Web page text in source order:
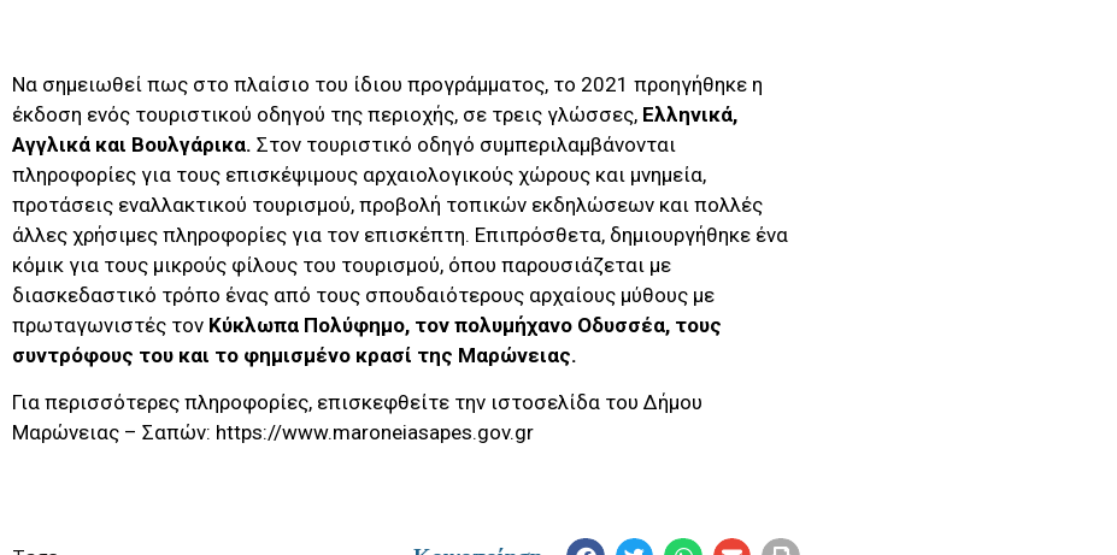
Να σημειωθεί πως στο πλαίσιο του ίδιου προγράμματος, το 2021 προηγήθηκε η
έκδοση ενός τουριστικού οδηγού της περιοχής, σε τρεις γλώσσες, Ελληνικά,
Αγγλικά και Βουλγάρικα. Στον τουριστικό οδηγό συμπεριλαμβάνονται
πληροφορίες για τους επισκέψιμους αρχαιολογικούς χώρους και μνημεία,
προτάσεις εναλλακτικού τουρισμού, προβολή τοπικών εκδηλώσεων και πολλές
άλλες χρήσιμες πληροφορίες για τον επισκέπτη. Επιπρόσθετα, δημιουργήθηκε ένα
κόμικ για τους μικρούς φίλους του τουρισμού, όπου παρουσιάζεται με
διασκεδαστικό τρόπο ένας από τους σπουδαιότερους αρχαίους μύθους με
πρωταγωνιστές τον Κύκλωπα Πολύφημο, τον πολυμήχανο Οδυσσέα, τους
συντρόφους του και το φημισμένο κρασί της Μαρώνειας.
Για περισσότερες πληροφορίες, επισκεφθείτε την ιστοσελίδα του Δήμου
Μαρώνειας – Σαπών: https://www.maroneiasapes.gov.gr